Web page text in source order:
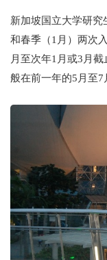
新加坡国立大学研究
和春季（1月）两次
月至次年1月或3月
般在前一年的5月至7